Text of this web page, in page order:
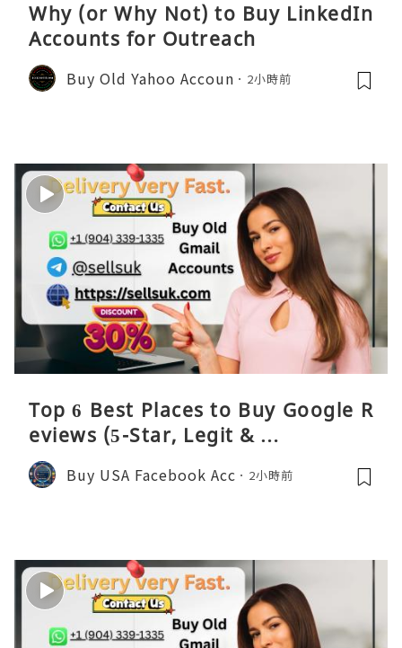
Why (or Why Not) to Buy LinkedIn
Accounts for Outreach
Buy Old Yahoo Accoun 2小時前
Top 6 Best Places to Buy Google R
eviews (5-Star, Legit & …
Buy USA Facebook Acc 2小時前